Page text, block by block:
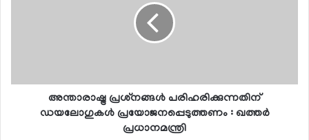
അന്താരാഷ്ട്ര പ്രശ്‌നങ്ങള്‍ പരിഹരിക്കുന്നതിന്
ഡയലോഗുകള്‍ പ്രയോജനപ്പെടുത്തണം : ഖത്തര്‍
പ്രധാനമന്ത്രി